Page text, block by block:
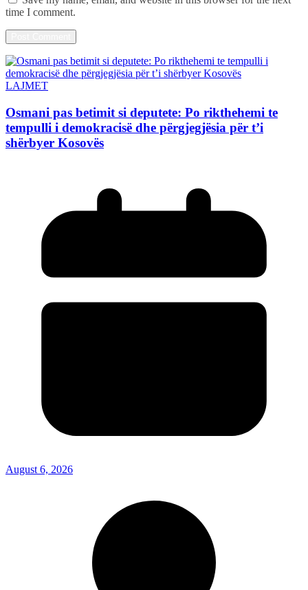
time I comment.
LAJMET
Osmani pas betimit si deputete: Po rikthehemi te
tempulli i demokracisë dhe përgjegjësia për t’i
shërbyer Kosovës
August 6, 2026